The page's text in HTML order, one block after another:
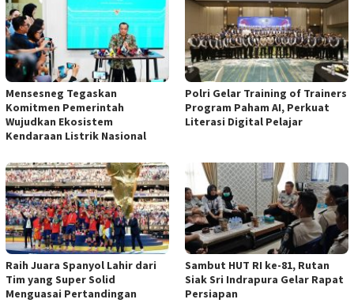
Mensesneg Tegaskan
Komitmen Pemerintah
Wujudkan Ekosistem
Kendaraan Listrik Nasional
Polri Gelar Training of Trainers
Program Paham AI, Perkuat
Literasi Digital Pelajar
Raih Juara Spanyol Lahir dari
Tim yang Super Solid
Menguasai Pertandingan
Sambut HUT RI ke-81, Rutan
Siak Sri Indrapura Gelar Rapat
Persiapan